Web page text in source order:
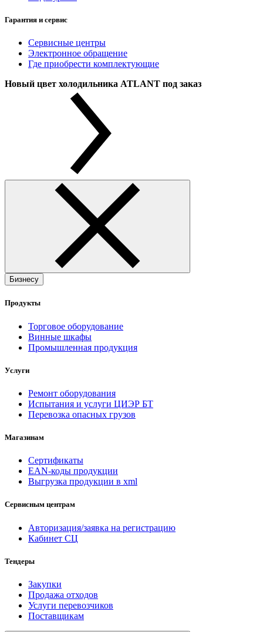
Гарантия и сервис
Сервисные центры
Электронное обращение
Где приобрести комплектующие
Новый цвет холодильника ATLANT под заказ
Бизнесу
Продукты
Торговое оборудование
Винные шкафы
Промышленная продукция
Услуги
Ремонт оборудования
Испытания и услуги ЦИЭР БТ
Перевозка опасных грузов
Магазинам
Сертификаты
EAN-коды продукции
Выгрузка продукции в xml
Сервисным центрам
Авторизация/заявка на регистрацию
Кабинет СЦ
Тендеры
Закупки
Продажа отходов
Услуги перевозчиков
Поставщикам